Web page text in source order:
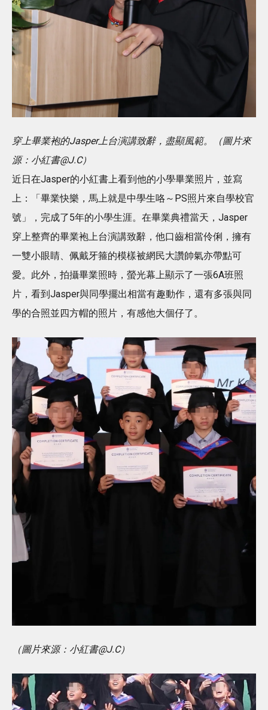
穿上畢業袍的Jasper上台演講致辭，盡顯風範。（圖片來
源：小紅書@J.C）
近日在Jasper的小紅書上看到他的小學畢業照片，並寫
上：「畢業快樂，馬上就是中學生咯～PS照片來自學校官
號」，完成了5年的小學生涯。在畢業典禮當天，Jasper
穿上整齊的畢業袍上台演講致辭，他口齒相當伶俐，擁有
一雙小眼睛、佩戴牙箍的模樣被網民大讚帥氣亦帶點可
愛。此外，拍攝畢業照時，螢光幕上顯示了一張6A班照
片，看到Jasper與同學擺出相當有趣動作，還有多張與同
學的合照並四方帽的照片，有感他大個仔了。
（圖片來源：小紅書@J.C）